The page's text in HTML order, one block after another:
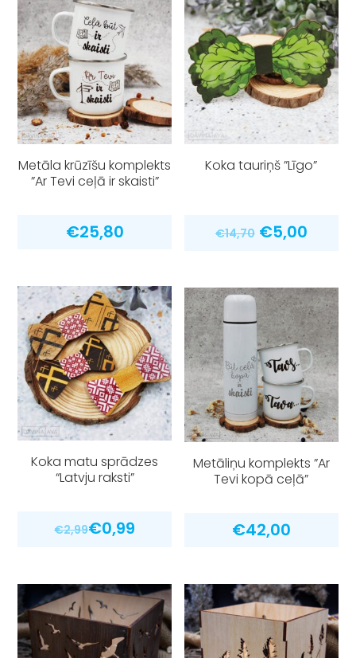
Metāla krūzīšu komplekts
”Ar Tevi ceļā ir skaisti”
€25,80
Koka tauriņš ”Līgo”
€14,70 Original
€14,70.
€5,00
Koka matu sprādzes
“Latvju raksti”
€2,99€0,99
Metāliņu komplekts ”Ar
Tevi kopā ceļā”
€42,00